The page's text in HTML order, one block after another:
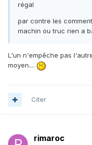
régal
par contre les
machin ou truc rien a
L'un n'empêche pas
moyen....
Citer
rimaroc